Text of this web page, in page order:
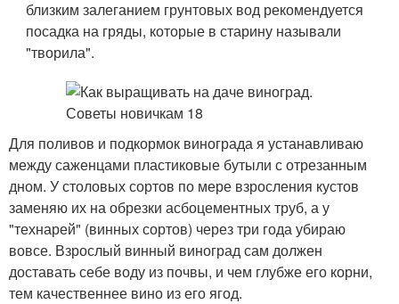
близким залеганием грунтовых вод рекомендуется
посадка на гряды, которые в старину называли
"творила".
Для поливов и подкормок винограда я устанавливаю
между саженцами пластиковые бутыли с отрезанным
дном. У столовых сортов по мере взросления кустов
заменяю их на обрезки асбоцементных труб, а у
"технарей" (винных сортов) через три года убираю
вовсе. Взрослый винный виноград сам должен
доставать себе воду из почвы, и чем глубже его корни,
тем качественнее вино из его ягод.